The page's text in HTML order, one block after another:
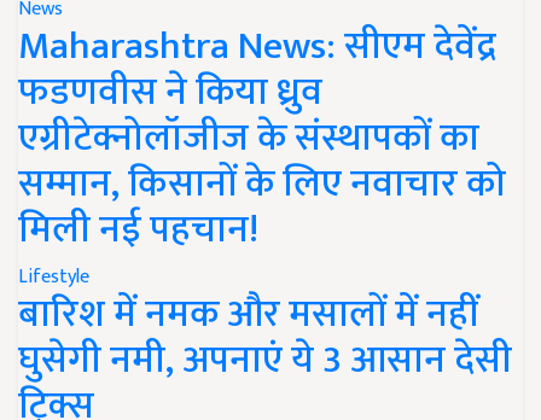
News
Maharashtra News: सीएम देवेंद्र
फडणवीस ने किया ध्रुव
एग्रीटेक्नोलॉजीज के संस्थापकों का
सम्मान, किसानों के लिए नवाचार को
मिली नई पहचान!
Lifestyle
बारिश में नमक और मसालों में नहीं
घुसेगी नमी, अपनाएं ये 3 आसान देसी
ट्रिक्स